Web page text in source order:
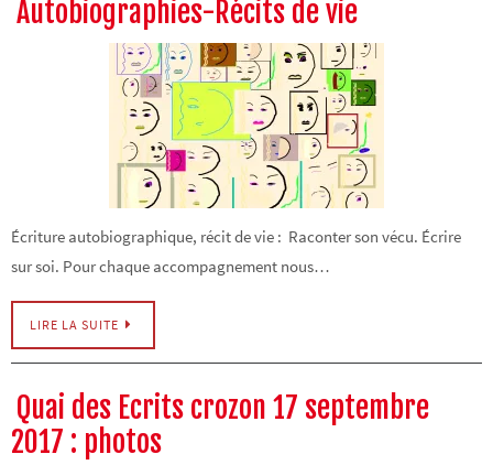
Autobiographies-Récits de vie
Écriture autobiographique, récit de vie : Raconter son vécu. Écrire
sur soi. Pour chaque accompagnement nous…
LIRE LA SUITE
Quai des Ecrits crozon 17 septembre
2017 : photos